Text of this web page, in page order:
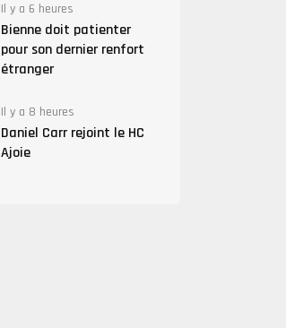
Il y a 6 heures
Bienne doit patienter
pour son dernier renfort
étranger
Il y a 8 heures
Daniel Carr rejoint le HC
Ajoie